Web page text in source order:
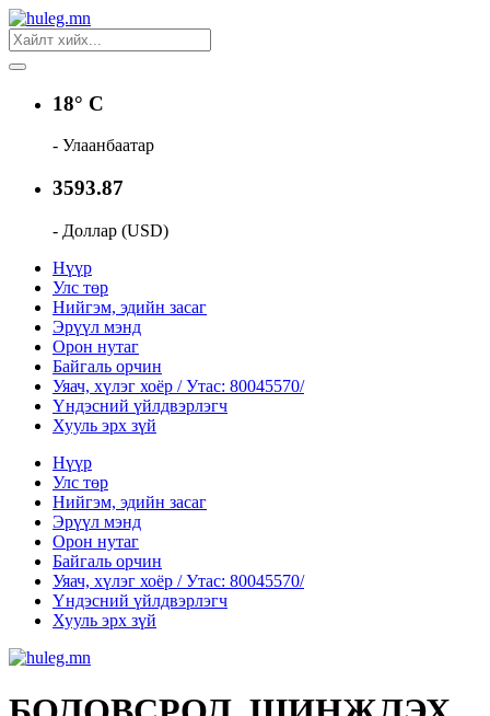
18° C
- Улаанбаатар
3593.87
- Доллар (USD)
Нүүр
Улс төр
Нийгэм, эдийн засаг
Эрүүл мэнд
Орон нутаг
Байгаль орчин
Уяач, хүлэг хоёр / Утас: 80045570/
Үндэсний үйлдвэрлэгч
Хууль эрх зүй
Нүүр
Улс төр
Нийгэм, эдийн засаг
Эрүүл мэнд
Орон нутаг
Байгаль орчин
Уяач, хүлэг хоёр / Утас: 80045570/
Үндэсний үйлдвэрлэгч
Хууль эрх зүй